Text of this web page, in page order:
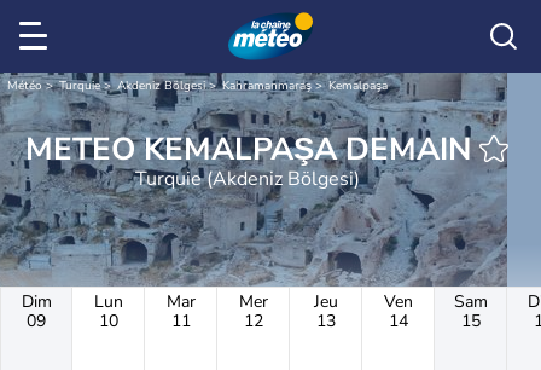
Météo Turquie Akdeniz Bölgesi Kahramanmaraş Kemalpaşa
METEO KEMALPAŞA DEMAIN
Turquie (Akdeniz Bölgesi)
Dim
09
Lun
10
Mar
11
Mer
12
Jeu
13
Ven
14
Sam
15